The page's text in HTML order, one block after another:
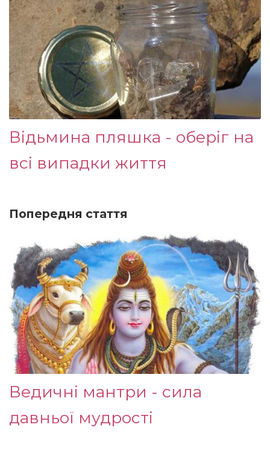
Відьмина пляшка - оберіг на
всі випадки життя
Попередня стаття
Ведичні мантри - сила
давньої мудрості